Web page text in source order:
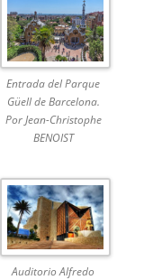
Entrada del Parque
Güell de Barcelona.
Por Jean-Christophe
BENOIST
Auditorio Alfredo